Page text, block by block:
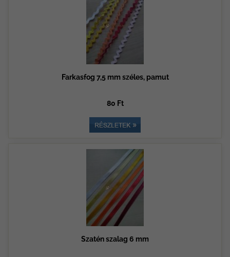
Farkasfog 7,5 mm széles, pamut
80 Ft
Szatén szalag 6 mm